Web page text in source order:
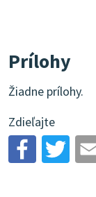
Prílohy
Žiadne prílohy.
Zdieľajte